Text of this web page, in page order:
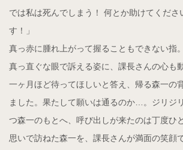
では私は死んでしまう！ 何とか助けてくださ
す！」
真っ赤に腫れ上がって握ることもできない指
真っ直ぐな眼で訴える姿に、課長さんの心も
一ヶ月ほど待ってほしいと答え、帰る森一の
ました。果たして願いは通るのか…。ジリジ
つ森一のもとへ、呼び出しが来たのは丁度ひ
思いで訪ねた森一を、課長さんが満面の笑顔